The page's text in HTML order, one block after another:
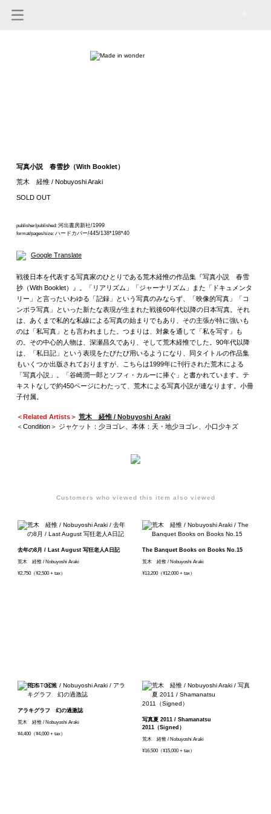
写真小説 春雪抄（With Booklet）
荒木 経惟 / Nobuyoshi Araki
SOLD OUT
publisher/published: 河出書房新社/1999
format/pages/size: ハードカバー/445/138*198*40
Google Translate
戦後日本を代表する写真家のひとりである荒木経惟の作品集『写真小説 春雪
抄（With Booklet）』。「リアリズム」「ジャーナリズム」また「ドキュメンタ
リー」と言ったいわゆる「記録」という写真のみならず、「映像的写真」「コ
ンポラ写真」といった新たな表現が生まれた戦後60年代以降の日本写真。それ
は、あくまで私的な私線による写真の始まりでもあり、その主張が特に強いも
のは「私写真」とも言われました。つまりは、対象を通して「私を写す」も
の。その中心的人物は、深瀬昌久であり、そして荒木経惟でした。90年代以降
は、「私日記」という表現をたびたび用いるようになり、同タイトルの作品集
もいくつか出版されておりますが、こちらは1999年に刊行された荒木による
「写真小説」。「谷崎潤一郎とソフィ・カルーに捧ぐ」と書かれています。テ
キストなしで約450ページにわたって、荒木による写真小説が連なります。小冊
子付属。
＜Related Artists＞ 荒木 経惟 / Nobuyoshi Araki
＜Condition＞ ジャケット：少ヨゴレ、本体：天・地少ヨゴレ、小口少キズ
Customers who viewed this item also viewed
去年の8月 / Last August 写狂老人A日記
荒木 経惟 / Nobuyoshi Araki
¥2,750（¥2,500 + tax）
The Banquet Books on Books No.15
荒木 経惟 / Nobuyoshi Araki
¥13,200（¥12,000 + tax）
アラキグラフ 幻の過激誌
荒木 経惟 / Nobuyoshi Araki
¥4,400（¥4,000 + tax）
写真夏 2011 / Shamanatsu
2011（Signed）
荒木 経惟 / Nobuyoshi Araki
¥16,500（¥15,000 + tax）